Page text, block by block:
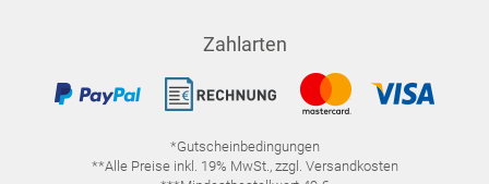
Zahlarten
*Gutscheinbedingungen
**Alle Preise inkl. 19% MwSt., zzgl. Versandkosten